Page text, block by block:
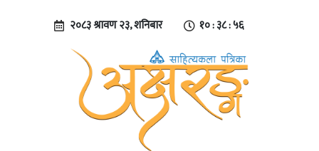
२०८३ श्रावण २३, शनिबार १० : ३८ : ५७